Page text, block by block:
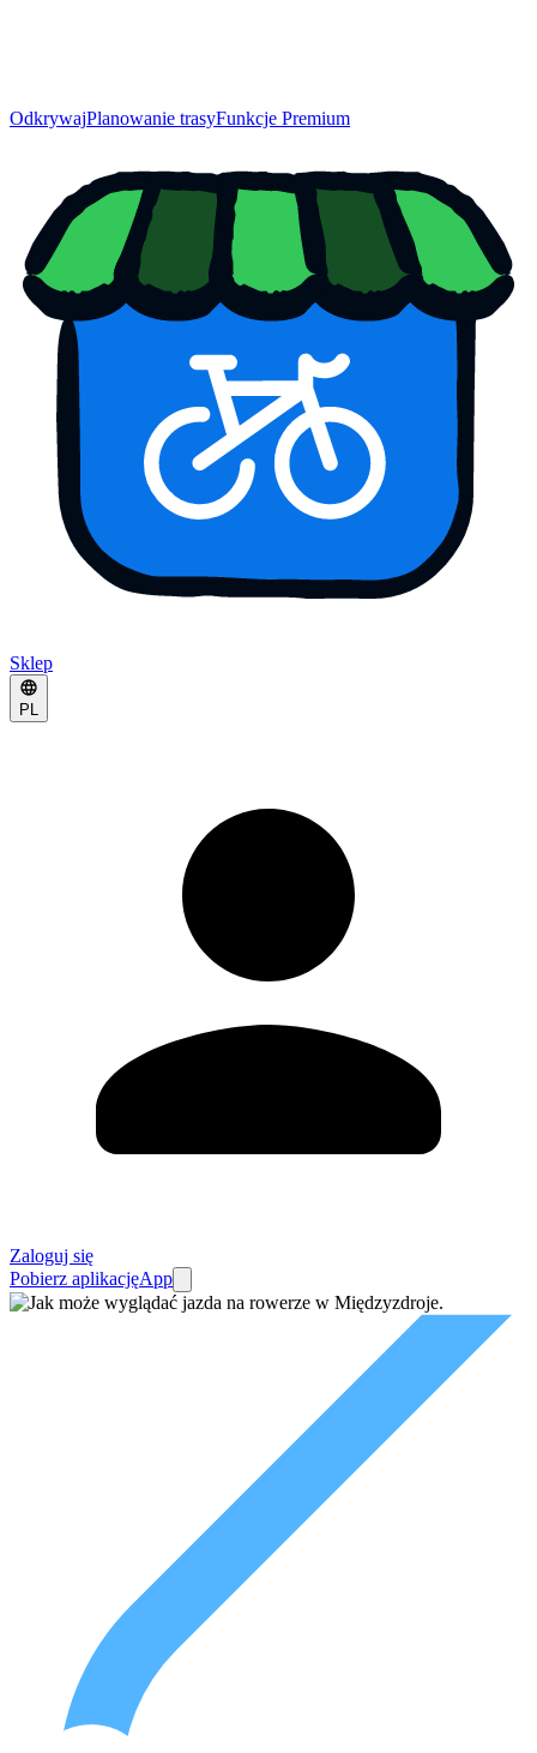
OdkrywajPlanowanie trasyFunkcje Premium
Sklep
PL
Zaloguj się
Pobierz aplikacjęApp